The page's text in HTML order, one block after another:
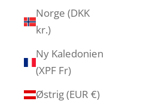
Norge (DKK
kr.)
Ny Kaledonien
(XPF Fr)
Østrig (EUR €)